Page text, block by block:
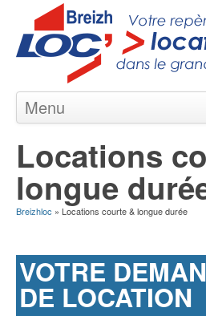
Menu
Nos Agences en Bretagne
Nos Véhicules
Nos Offres
Locations
longue
Breizhloc » Locations courte & longue durée
VOTRE
DE LOCATION